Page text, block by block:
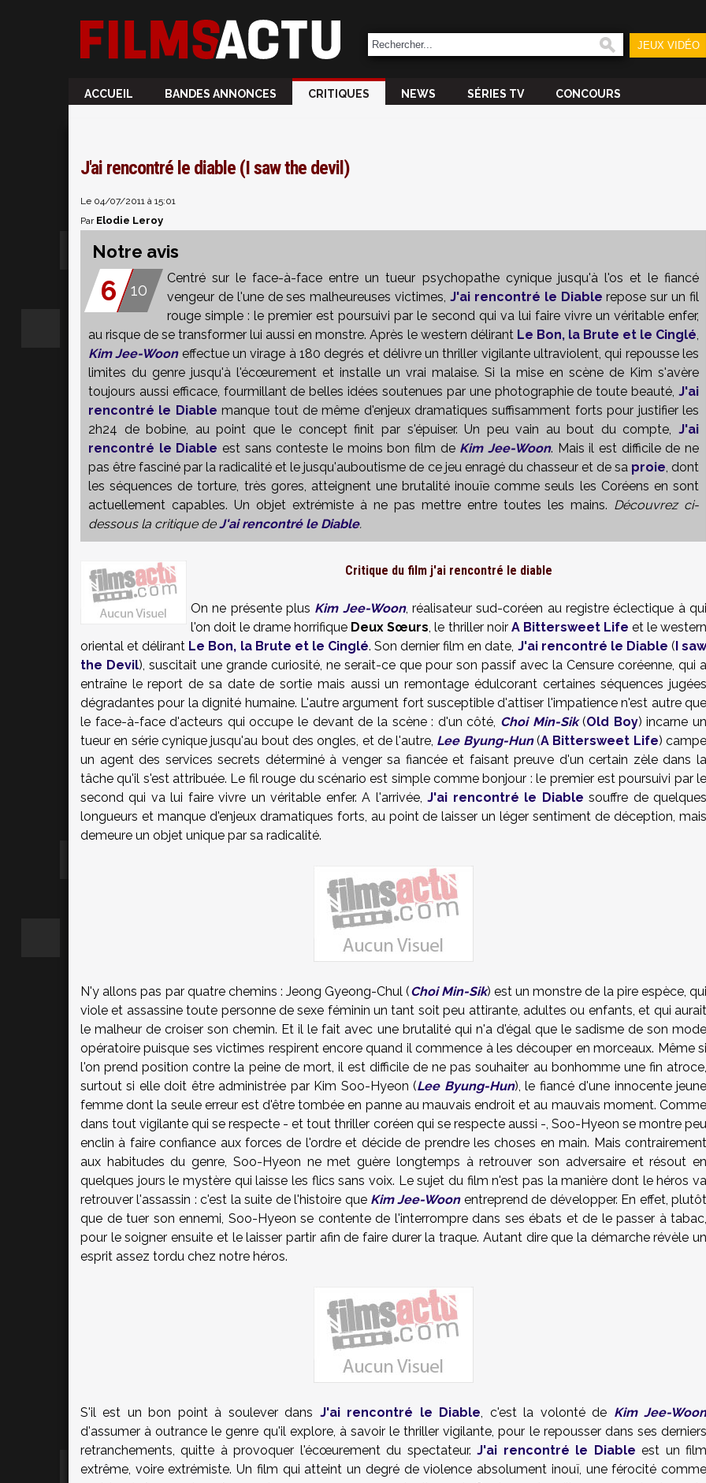
JEUX VIDÉO
ACCUEIL BANDES ANNONCES CRITIQUES NEWS SÉRIES TV CONCOURS
J'ai rencontré le diable (I saw the devil)
Le 04/07/2011 à 15:01
Par Elodie Leroy
Notre avis
6 10
Centré sur le face-à-face entre un tueur psychopathe cynique jusqu'à l'os et le fiancé
vengeur de l'une de ses malheureuses victimes, J'ai rencontré le Diable repose sur un fil
rouge simple : le premier est poursuivi par le second qui va lui faire vivre un véritable enfer,
au risque de se transformer lui aussi en monstre. Après le western délirant Le Bon, la Brute et le Cinglé,
Kim Jee-Wooneffectue un virage à 180 degrés et délivre un thriller vigilante ultraviolent, qui repousse les
limites du genre jusqu'à l'écœurement et installe un vrai malaise. Si la mise en scène de Kim s'avère
toujours aussi efficace, fourmillant de belles idées soutenues par une photographie de toute beauté, J'ai
rencontré le Diable manque tout de même d'enjeux dramatiques suffisamment forts pour justifier les
2h24 de bobine, au point que le concept finit par s'épuiser. Un peu vain au bout du compte, J'ai
rencontré le Diable est sans conteste le moins bon film de Kim Jee-Woon. Mais il est difficile de ne
pas être fasciné par la radicalité et le jusqu'auboutisme de ce jeu enragé du chasseur et de sa proie, dont
les séquences de torture, très gores, atteignent une brutalité inouïe comme seuls les Coréens en sont
actuellement capables. Un objet extrémiste à ne pas mettre entre toutes les mains. Découvrez ci-
dessousla critique deJ'ai rencontré le Diable.
Critique du film j'ai rencontré le diable
On ne présente plus Kim Jee-Woon, réalisateur sud-coréen au registre éclectique à qui
l'on doit le drame horrifique Deux Sœurs, le thriller noir A Bittersweet Life et le western
oriental et délirant Le Bon, la Brute et le Cinglé. Son dernier film en date, J'ai rencontré le Diable (I
the Devil), suscitait une grande curiosité, ne serait-ce que pour son passif avec la Censure coréenne, qui a
entraîne le report de sa date de sortie mais aussi un remontage édulcorant certaines séquences jugées
dégradantes pour la dignité humaine. L'autre argument fort susceptible d'attiser l'impatience n'est autre que
le face-à-face d'acteurs qui occupe le devant de la scène : d'un côté, Choi Min-Sik(Old Boy) incarne un
tueur en série cynique jusqu'au bout des ongles, et de l'autre, Lee Byung-Hun(A Bittersweet Life) campe
un agent des services secrets déterminé à venger sa fiancée et faisant preuve d'un certain zèle dans la
tâche qu'il s'est attribuée. Le fil rouge du scénario est simple comme bonjour : le premier est poursuivi par le
second qui va lui faire vivre un véritable enfer. A l'arrivée,J'ai rencontré le Diable souffre de quelques
longueurs et manque d'enjeux dramatiques forts, au point de laisser un léger sentiment de déception, mais
demeure un objet unique par sa radicalité.
N'y allons pas par quatre chemins : Jeong Gyeong-Chul (Choi Min-Sik) est un monstre de la pire espèce, qui
viole et assassine toute personne de sexe féminin un tant soit peu attirante, adultes ou enfants, et qui aurait
le malheur de croiser son chemin. Et il le fait avec une brutalité qui n'a d'égal que le sadisme de son mode
opératoire puisque ses victimes respirent encore quand il commence à les découper en morceaux. Même si
l'on prend position contre la peine de mort, il est difficile de ne pas souhaiter au bonhomme une fin atroce,
surtout si elle doit être administrée par Kim Soo-Hyeon (Lee Byung-Hun), le fiancé d'une innocente jeune
femme dont la seule erreur est d'être tombée en panne au mauvais endroit et au mauvais moment. Comme
dans tout vigilante qui se respecte - et tout thriller coréen qui se respecte aussi -, Soo-Hyeon se montre peu
enclin à faire confiance aux forces de l'ordre et décide de prendre les choses en main. Mais contrairement
aux habitudes du genre, Soo-Hyeon ne met guère longtemps à retrouver son adversaire et résout en
quelques jours le mystère qui laisse les flics sans voix. Le sujet du film n'est pas la manière dont le héros va
retrouver l'assassin : c'est la suite de l'histoire que Kim Jee-Woonentreprend de développer. En effet, plutôt
que de tuer son ennemi, Soo-Hyeon se contente de l'interrompre dans ses ébats et de le passer à tabac,
pour le soigner ensuite et le laisser partir afin de faire durer la traque. Autant dire que la démarche révèle un
esprit assez tordu chez notre héros.
S'il est un bon point à soulever dans J'ai rencontré le Diable, c'est la volonté de Kim Jee-
d'assumer à outrance le genre qu'il explore, à savoir le thriller vigilante, pour le repousser dans ses derniers
retranchements, quitte à provoquer l'écœurement du spectateur.J'ai rencontré le Diable est un film
extrême, voire extrémiste. Un film qui atteint un degré de violence absolument inouï, une férocité comme